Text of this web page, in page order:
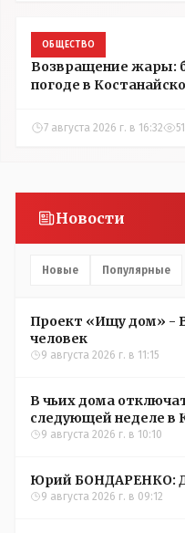
ОБЩЕСТВО
Возвращение жары:
погоде в
7 августа 2026 г. в 16:32
Новости
Новые Популярные
Проект «Ищу дом» -
человек
9 августа 2026 г. в 11:15
В чьих дома
следующей неделе в
9 августа 2026 г. в 10:10
Юрий БОНДАРЕНКО:
9 августа 2026 г. в 09:12